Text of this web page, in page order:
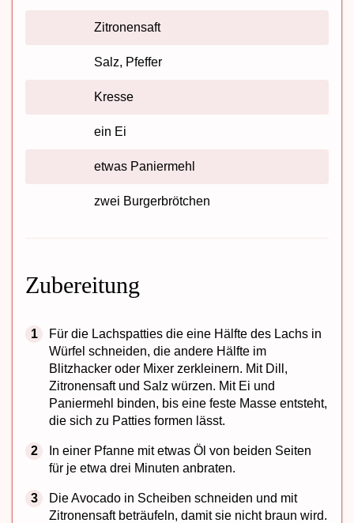
Zitronensaft
Salz, Pfeffer
Kresse
ein Ei
etwas Paniermehl
zwei Burgerbrötchen
Zubereitung
Für die Lachspatties die eine Hälfte des Lachs in
Würfel schneiden, die andere Hälfte im
Blitzhacker oder Mixer zerkleinern. Mit Dill,
Zitronensaft und Salz würzen. Mit Ei und
Paniermehl binden, bis eine feste Masse entsteht,
die sich zu Patties formen lässt.
In einer Pfanne mit etwas Öl von beiden Seiten
für je etwa drei Minuten anbraten.
Die Avocado in Scheiben schneiden und mit
Zitronensaft beträufeln, damit sie nicht braun wird.